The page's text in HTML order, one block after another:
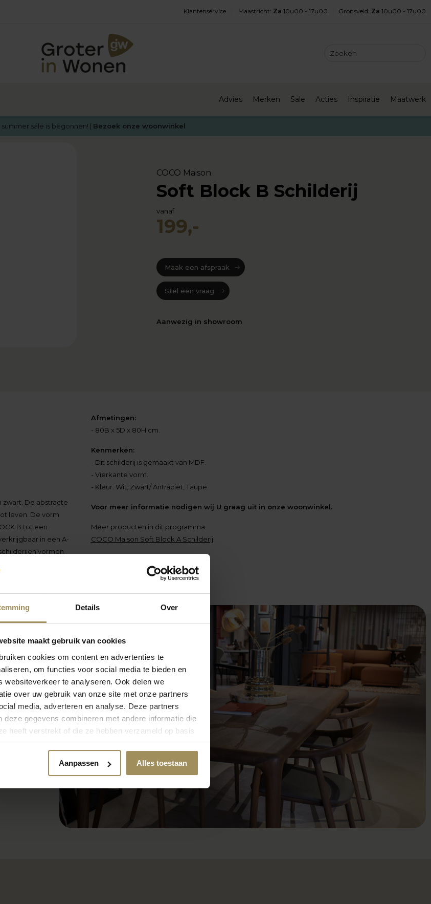
Details Over
maakt gebruik van cookies
cookies om content en advertenties te
om functies voor social media te bieden en
websiteverkeer te analyseren. Ook delen we
over uw gebruik van onze site met onze partners
media, adverteren en analyse. Deze partners
deze gegevens combineren met andere informatie die
heeft verstrekt of die ze hebben verzameld op basis
gebruik van hun services.
Aanpassen Alles toestaan
Klantenservice Maastricht: Za 10u00 - 17u00 Gronsveld: Za 10u00 - 17u00
Advies Merken Sale Acties Inspiratie Maatwerk
sale is begonnen! | Bezoek onze woonwinkel
COCO Maison
Soft Block B Schilderij
vanaf
199,-
Maak een afspraak
Stel een vraag
Aanwezig in showroom
zwart. De abstracte
leven. De vorm
B tot een
in een A-
vormen
Afmetingen:
- 80B x 5D x 80H cm.
Kenmerken:
- Dit schilderij is gemaakt van MDF.
- Vierkante vorm.
- Kleur: Wit, Zwart/ Antraciet, Taupe
Voor meer informatie nodigen wij U graag uit in onze woonwinkel.
Meer producten in dit programma:
COCO Maison Soft Block A Schilderij